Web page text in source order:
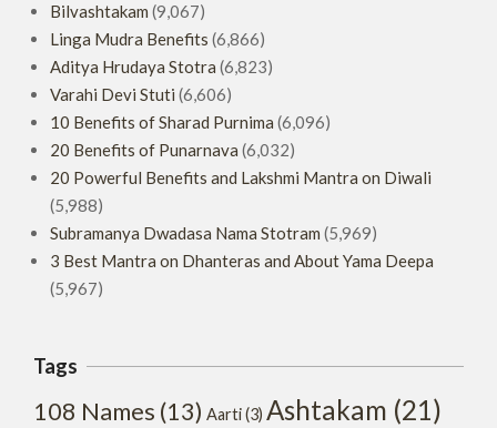
Bilvashtakam (9,067)
Linga Mudra Benefits (6,866)
Aditya Hrudaya Stotra (6,823)
Varahi Devi Stuti (6,606)
10 Benefits of Sharad Purnima (6,096)
20 Benefits of Punarnava (6,032)
20 Powerful Benefits and Lakshmi Mantra on Diwali
(5,988)
Subramanya Dwadasa Nama Stotram (5,969)
3 Best Mantra on Dhanteras and About Yama Deepa
(5,967)
Tags
108 Names (13) Aarti(3) Ashtakam (21)